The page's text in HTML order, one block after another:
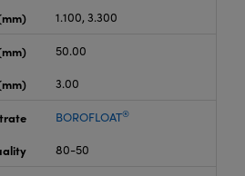
1.100, 3.300
50.00
3.00
BOROFLOAT®
80-50